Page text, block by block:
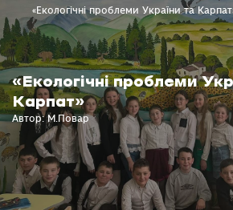
«Екологічні проблеми
Карпат»
Автор: М.Повар
«Екологічні проблеми України та